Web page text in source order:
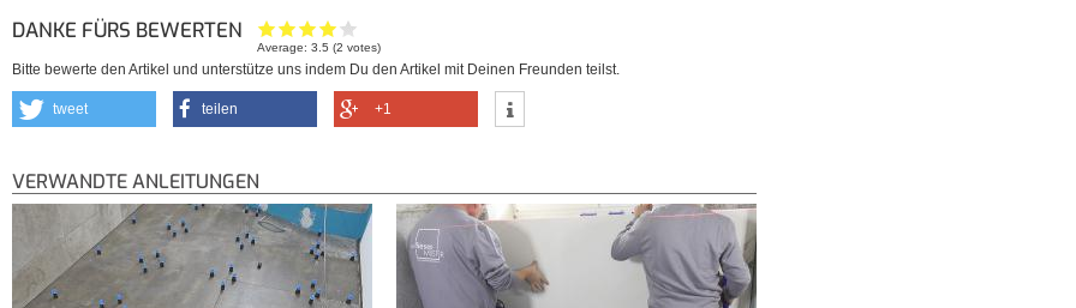
DANKE FÜRS BEWERTEN
Average:3.5 (2 votes)
Bitte bewerte den Artikel und unterstütze uns indem Du den Artikel mit Deinen Freunden teilst.
tweet teilen +1
VERWANDTE ANLEITUNGEN